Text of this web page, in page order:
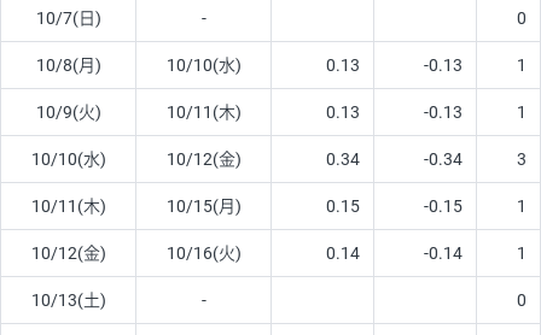
10/7(日) - 0
10/8(月) 10/10(水) 0.13 -0.13 1
10/9(火) 10/11(木) 0.13 -0.13 1
10/10(水) 10/12(金) 0.34 -0.34 3
10/11(木) 10/15(月) 0.15 -0.15 1
10/12(金) 10/16(火) 0.14 -0.14 1
10/13(土) - 0